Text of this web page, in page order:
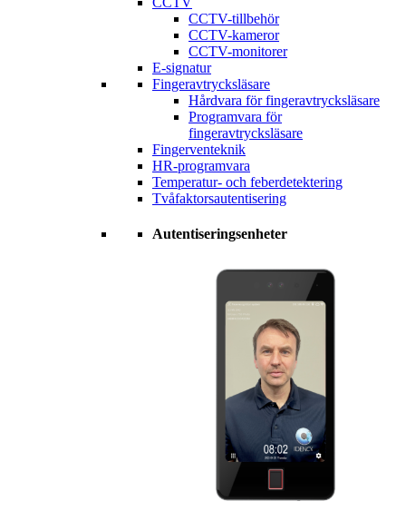
CCTV-tillbehör
CCTV-kameror
CCTV-monitorer
E-signatur
Fingeravtrycksläsare
Hårdvara för fingeravtrycksläsare
Programvara för
fingeravtrycksläsare
Fingerventeknik
HR-programvara
Temperatur- och feberdetektering
Tvåfaktorsautentisering
Autentiseringsenheter